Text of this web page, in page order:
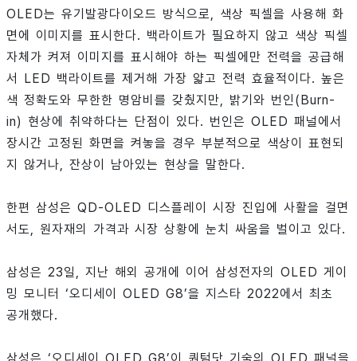
OLED는 유기발광다이오드 방식으로, 색상 픽셀을 사용해 화
면에 이미지를 표시한다. 백라이트가 필요하지 않고 색상 픽셀
자체가 켜져 이미지를 표시해야 하는 픽셀에만 전력을 공급해
서 LED 백라이트를 제거해 가장 얇고 전력 효율적이다. 높은
색 정확도와 무한한 명암비를 갖췄지만, 밝기와 번인(Burn-
in) 현상에 취약하다는 단점이 있다. 번인은 OLED 패널에서
장시간 고정된 화면을 켜놓을 경우 부분적으로 색상이 표현되
지 않거나, 잔상이 남아있는 현상을 말한다.
한편 삼성은 QD-OLED 디스플레이 시장 진입에 사활을 걸면
서도, 원자재의 가격과 시장 상황에 눈치 싸움을 벌이고 있다.
삼성은 23일, 지난 해외 공개에 이어 삼성전자의 OLED 게이
밍 모니터 ‘오디세이 OLED G8’을 지스타 2022에서 최초
공개했다.